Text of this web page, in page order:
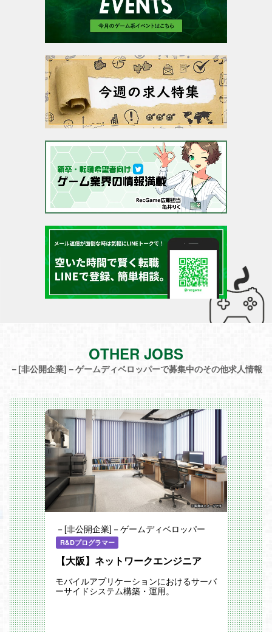
OTHER JOBS
－[非公開企業]－ゲームディベロッパーで募集中のその他求人情報
－[非公開企業]－ゲームディベロッパー
R&Dプログラマー
【大阪】ネットワークエンジニア
モバイルアプリケーションにおけるサーバ
ーサイドシステム構築・運用。